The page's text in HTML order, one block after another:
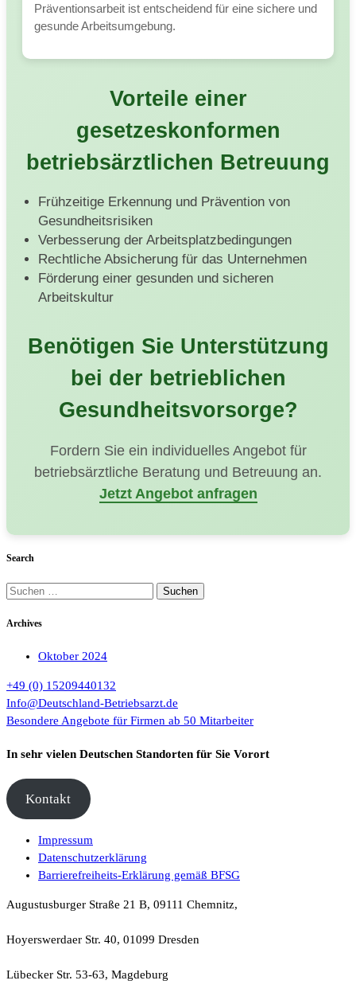
Präventionsarbeit ist entscheidend für eine sichere und
gesunde Arbeitsumgebung.
Vorteile einer
gesetzeskonformen
betriebsärztlichen Betreuung
Frühzeitige Erkennung und Prävention von
Gesundheitsrisiken
Verbesserung der Arbeitsplatzbedingungen
Rechtliche Absicherung für das Unternehmen
Förderung einer gesunden und sicheren
Arbeitskultur
Benötigen Sie Unterstützung
bei der betrieblichen
Gesundheitsvorsorge?
Fordern Sie ein individuelles Angebot für
betriebsärztliche Beratung und Betreuung an.
Jetzt Angebot anfragen
Search
Suchen
Archives
Oktober 2024
+49 (0) 15209440132
Info@Deutschland-Betriebsarzt.de
Besondere Angebote für Firmen ab 50 Mitarbeiter
In sehr vielen Deutschen Standorten für Sie Vorort
Kontakt
Impressum
Datenschutzerklärung
Barrierefreiheits-Erklärung gemäß BFSG
Augustusburger Straße 21 B, 09111 Chemnitz,
Hoyerswerdaer Str. 40, 01099 Dresden
Lübecker Str. 53-63, Magdeburg